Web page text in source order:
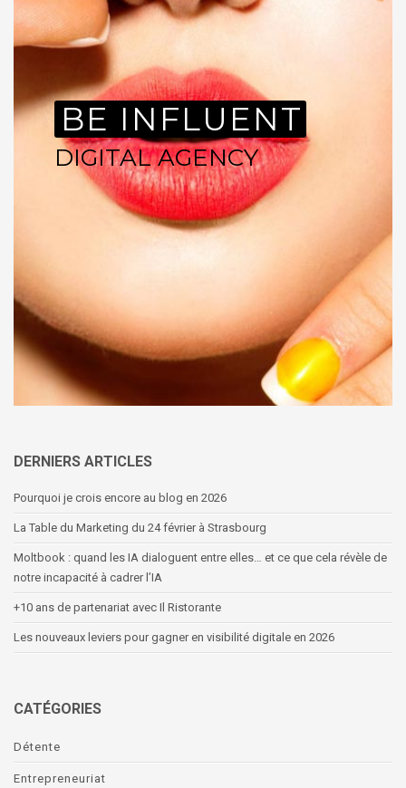
BE INFLUENT
DIGITAL AGENCY
DERNIERS ARTICLES
Pourquoi je crois encore au blog en 2026
La Table du Marketing du 24 février à Strasbourg
Moltbook : quand les IA dialoguent entre elles… et ce que cela révèle de
notre incapacité à cadrer l’IA
+10 ans de partenariat avec Il Ristorante
Les nouveaux leviers pour gagner en visibilité digitale en 2026
CATÉGORIES
Détente
Entrepreneuriat